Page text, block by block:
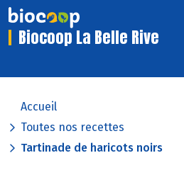
Biocoop La Belle Rive
Accueil
Toutes nos recettes
Tartinade de haricots noirs